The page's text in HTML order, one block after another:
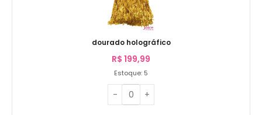
dourado holográfico
R$ 199,99
Estoque: 5